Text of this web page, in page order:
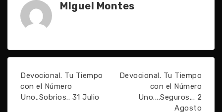
MIguel Montes
Devocional. Tu Tiempo
con el Número
Uno..Sobrios.. 31 Julio
Devocional. Tu Tiempo
con el Número
Uno....Seguros... 2
Agosto